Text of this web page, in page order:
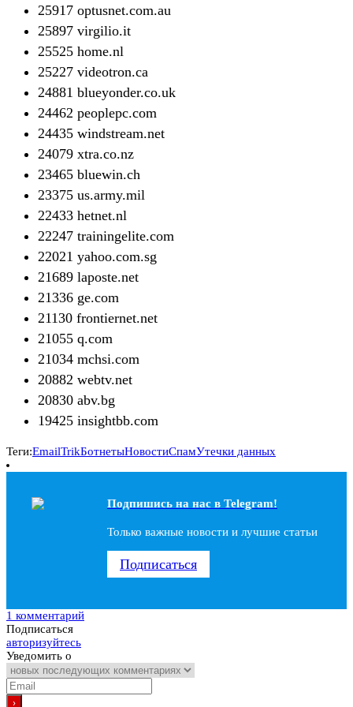
25917 optusnet.com.au
25897 virgilio.it
25525 home.nl
25227 videotron.ca
24881 blueyonder.co.uk
24462 peoplepc.com
24435 windstream.net
24079 xtra.co.nz
23465 bluewin.ch
23375 us.army.mil
22433 hetnet.nl
22247 trainingelite.com
22021 yahoo.com.sg
21689 laposte.net
21336 ge.com
21130 frontiernet.net
21055 q.com
21034 mchsi.com
20882 webtv.net
20830 abv.bg
19425 insightbb.com
Теги:EmailTrikБотнетыНовостиСпамУтечки данных
Подпишись на наc в Telegram!
Только важные новости и лучшие статьи
Подписаться
1 комментарий
Подписаться
авторизуйтесь
Уведомить о